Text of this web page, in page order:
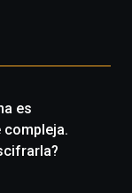
es
compleja.